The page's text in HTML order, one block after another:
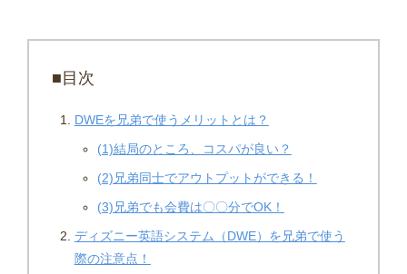
■目次
DWEを兄弟で使うメリットとは？
(1)結局のところ、コスパが良い？
(2)兄弟同士でアウトプットができる！
(3)兄弟でも会費は〇〇分でOK！
ディズニー英語システム（DWE）を兄弟で使う
際の注意点！